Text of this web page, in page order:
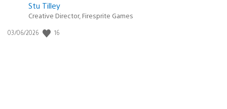
Postée
:
Stu Tilley
Creative Director, Firesprite Games
Date
03/06/2026 16